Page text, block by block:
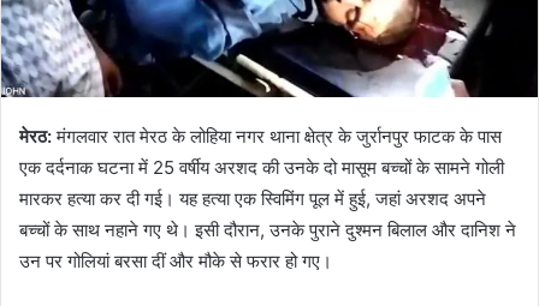
मेरठ:मंगलवार रात मेरठ के लोहिया नगर थाना क्षेत्र के जुर्रानपुर फाटक के पास
एक दर्दनाक घटना में 25 वर्षीय अरशद की उनके दो मासूम बच्चों के सामने गोली
मारकर हत्या कर दी गई। यह हत्या एक स्विमिंग पूल में हुई, जहां अरशद अपने
बच्चों के साथ नहाने गए थे। इसी दौरान, उनके पुराने दुश्मन बिलाल और दानिश ने
उन पर गोलियां बरसा दीं और मौके से फरार हो गए।